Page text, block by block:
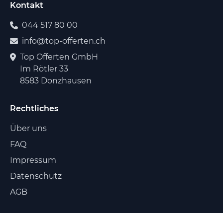
Kontakt
044 517 80 00
info@top-offerten.ch
Top Offerten GmbH
Im Rötler 33
8583 Donzhausen
Rechtliches
Über uns
FAQ
Impressum
Datenschutz
AGB